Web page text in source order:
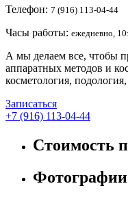
Телефон: 7 (916) 113-04-44
Часы работы: ежедневно,
А мы делаем все, чтобы
аппаратных методов и
косметология,
Записаться
+7 (916) 113-04-44
Стоимость
Фотографии